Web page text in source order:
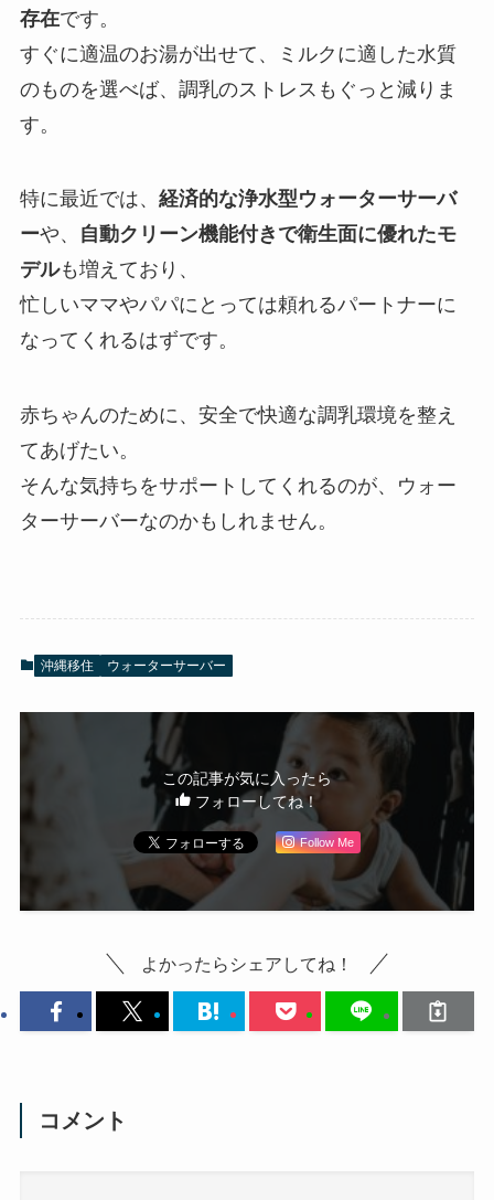
存在です。
すぐに適温のお湯が出せて、ミルクに適した水質
のものを選べば、調乳のストレスもぐっと減りま
す。
特に最近では、 経済的な浄水型ウォーターサーバ
ーや、
自動クリーン機能付きで衛生面に優れたモ
デルも増えており、
忙しいママやパパにとっては頼れるパートナーに
なってくれるはずです。
赤ちゃんのために、安全で快適な調乳環境を整え
てあげたい。
そんな気持ちをサポートしてくれるのが、ウォー
ターサーバーなのかもしれません。
沖縄移住 ウォーターサーバー
この記事が気に入ったら
フォローしてね！
Follow Me
よかったらシェアしてね！
コメント